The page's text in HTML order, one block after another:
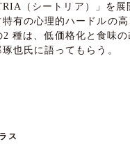
（シートリア）」を
有の心理的ハードルの
種は、低価格化と食味
也氏に語ってもらう。
ス